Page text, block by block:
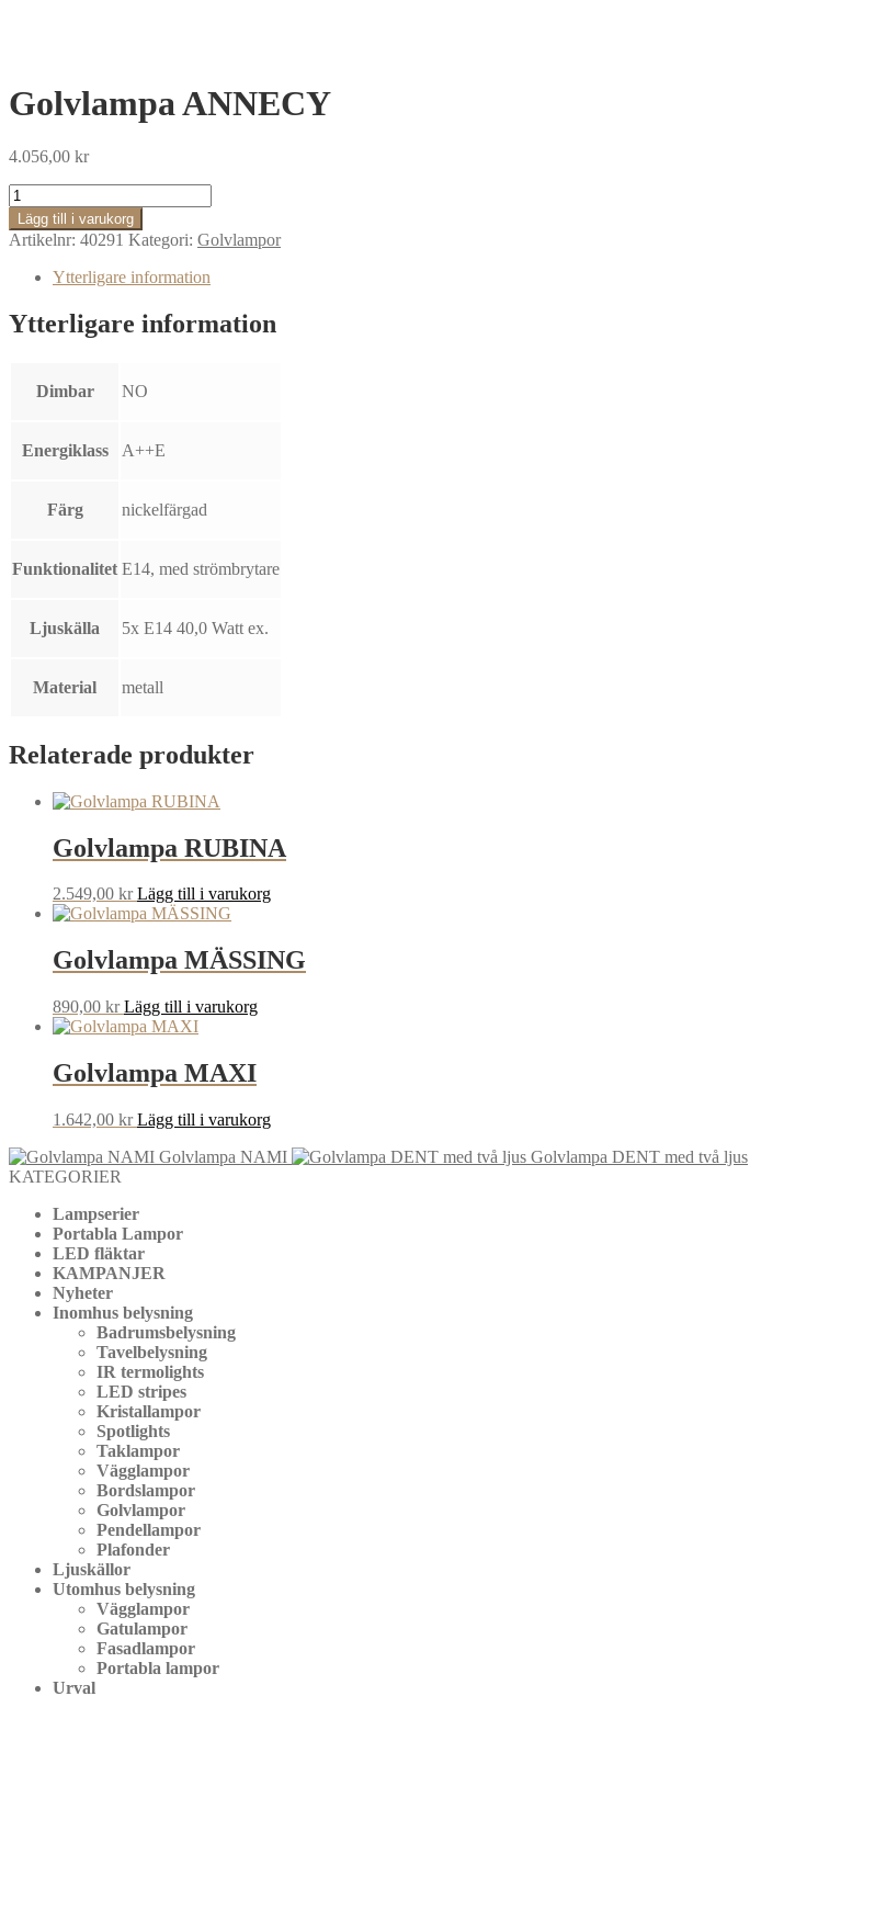
Golvlampa ANNECY
4.056,00 kr
Golvlampa
ANNECY
mängd
Lägg till i varukorg
Artikelnr: 40291 Kategori: Golvlampor
Ytterligare information
Ytterligare information
Dimbar NO
Energiklass A++E
Färg nickelfärgad
Funktionalitet E14, med strömbrytare
Ljuskälla 5x E14 40,0 Watt ex.
Material metall
Relaterade produkter
Golvlampa RUBINA
2.549,00 kr Lägg till i varukorg
Golvlampa MÄSSING
890,00 kr Lägg till i varukorg
Golvlampa MAXI
1.642,00 kr Lägg till i varukorg
Golvlampa NAMI
Golvlampa DENT med två ljus
KATEGORIER
Lampserier
Portabla Lampor
LED fläktar
KAMPANJER
Nyheter
Inomhus belysning
Badrumsbelysning
Tavelbelysning
IR termolights
LED stripes
Kristallampor
Spotlights
Taklampor
Vägglampor
Bordslampor
Golvlampor
Pendellampor
Plafonder
Ljuskällor
Utomhus belysning
Vägglampor
Gatulampor
Fasadlampor
Portabla lampor
Urval